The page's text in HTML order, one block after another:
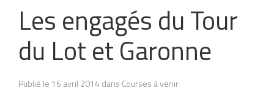
Les engagés du Tour
du Lot et Garonne
Publié le 16 avril 2014 dans Courses à venir